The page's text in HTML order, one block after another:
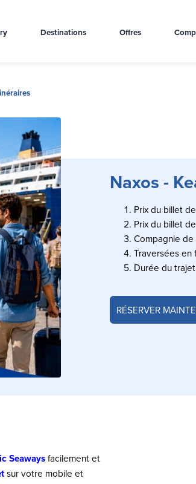
Destinations Offres
Naxos -
Prix du billet
Prix du billet
Compagnie
Traversées en
Durée du
RÉSERVER
Seawaysfacilement et
sur votre mobile et